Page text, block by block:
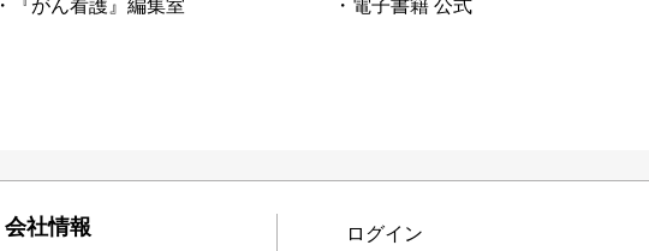
・『がん看護』編集室 ・電子書籍 公式
会社情報
ログイン